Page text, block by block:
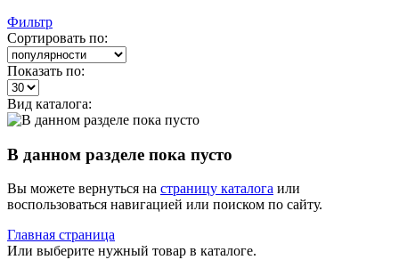
Фильтр
Сортировать по:
Показать по:
Вид каталога:
В данном разделе пока пусто
Вы можете вернуться на страницу каталога или
воспользоваться навигацией или поиском по сайту.
Главная страница
Или выберите нужный товар в каталоге.